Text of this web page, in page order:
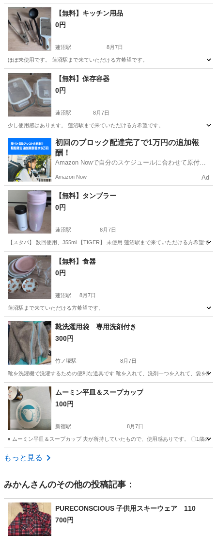
神奈川 藤沢市 その他
【無料】キッチン用品
0円
蓮沼駅 8月7日
ほぼ未使用です。 蓮沼駅まで来ていただける方希望です。
東京 大田区 蓮沼駅 調理器具
【無料】保存容器
0円
蓮沼駅 8月7日
少し使用感はあります。 蓮沼駅まで来ていただける方希望です。
蓮沼駅 調理器具 容器
初回のブロック配達完了で1万円の追加報
酬！
Amazon Nowで自分のスケジュールに合わせて原付や
う！
Amazon Now Ad
【無料】タンブラー
0円
蓮沼駅 8月7日
【スタバ】 数回使用、355ml 【TIGER】 未使用 蓮沼駅まで来ていただける方希望です
東京 大田区 蓮沼駅 家庭用品
【無料】食器
0円
蓮沼駅 8月7日
蓮沼駅まで来ていただける方希望です。
東京 大田区 蓮沼駅 食器 無料
靴洗濯用袋 専用洗剤付き
300円
竹ノ塚駅 8月7日
靴を洗濯機で洗濯するための便利な道具です 靴を入れて、洗剤一つを入れて、袋を閉
東京 足立区 洗濯用品
ムーミン平皿＆スープカップ
100円
新宿駅 8月7日
◾️ ムーミン平皿＆スープカップ 夫が所持していたもので、使用感ありです。 〇1歳の
東京 新宿区
もっと見る
みかんさんのその他の投稿記事：
PURECONSCIOUS 子供用スキーウェア 110
700円